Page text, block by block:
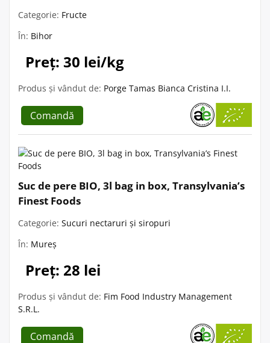
Categorie: Fructe
În: Bihor
Preț: 30 lei/kg
Produs și vândut de: Porge Tamas Bianca Cristina I.I.
Comandă
Suc de pere BIO, 3l bag in box, Transylvania’s
Finest Foods
Categorie: Sucuri nectaruri și siropuri
În: Mureș
Preț: 28 lei
Produs și vândut de: Fim Food Industry Management
S.R.L.
Comandă